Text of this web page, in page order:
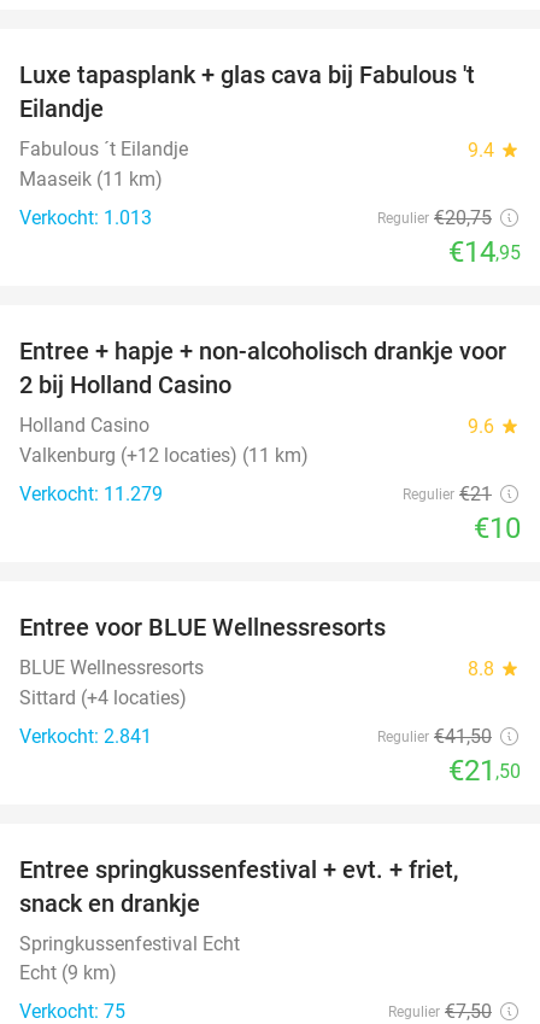
28%
Luxe tapasplank + glas cava bij Fabulous 't
Eilandje
Fabulous ´t Eilandje 9.4 star
Maaseik (11 km)
Verkocht: 1.013
Regulier €20,75
€14,95
52%
Entree + hapje + non-alcoholisch drankje voor
2 bij Holland Casino
Holland Casino 9.6 star
Valkenburg (+12 locaties) (11 km)
Verkocht: 11.279
Regulier €21
€10
Entree voor BLUE Wellnessresorts
BLUE Wellnessresorts 8.8 star
Sittard (+4 locaties)
Verkocht: 2.841
Regulier €41,50
€21 ,50
Entree springkussenfestival + evt. + friet,
snack en drankje
Springkussenfestival Echt
Echt (9 km)
Verkocht: 75
Regulier €7,50